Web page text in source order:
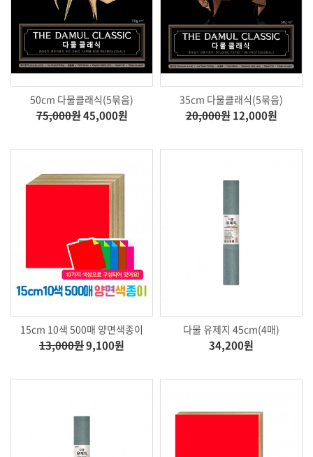
50cm 다물클래식(5묶음)
75,000원45,000원
35cm 다물클래식(5묶음)
20,000원12,000원
15cm 10색 500매 양면색종이
13,000원9,100원
다물 유제지 45cm(4매)
34,200원